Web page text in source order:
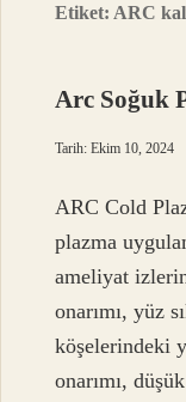
Etiket: ARC
Arc Soğuk
Tarih: Ekim 10, 2024
ARC Cold
plazma
ameliyat
onarımı, yüz
köşelerindeki
onarımı,